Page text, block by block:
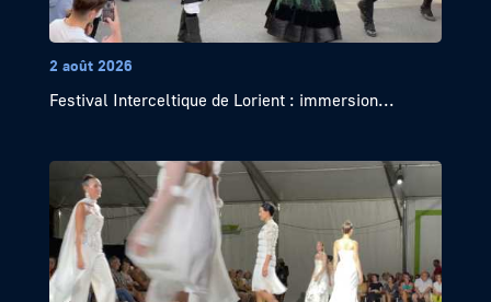
2 août 2026
Festival Interceltique de Lorient : immersion...